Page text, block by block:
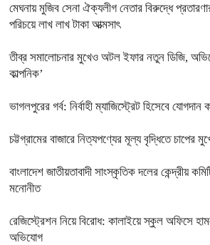
মেঘনায় মুজিব সেনা ঐক্যলীগ নেতার বিরুদ্ধে
পরিচয়ে লাখ লাখ টাকা আত্মসাৎ
তীব্র সমালোচনার মুখেও অটল ইফার নতুন ডিজি,
কাল্পনিক’
ভাগলপুরের গর্ব: নির্বাহী ম্যাজিস্ট্রেট হিসেবে
চট্টগ্রামের বাজারে নিত্যপণ্যের মূল্য বৃদ্ধিতে চাপের
বাংলাদেশ জাতীয়তাবাদী সাংস্কৃতিক দলের কেন্দ্রীয়
মনোনীত
রেজিস্ট্রেশন নিয়ে বিরোধ: কালাইয়ে স্কুল অফিসে
অভিযোগ